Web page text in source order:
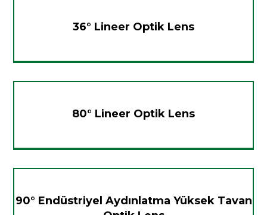
36° Lineer Optik Lens
80° Lineer Optik Lens
90° Endüstriyel Aydınlatma Yüksek Tavan